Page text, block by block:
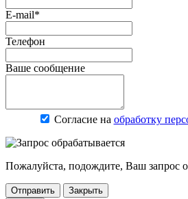
E-mail*
Телефон
Ваше сообщение
Согласие на обработку
Пожалуйста, подождите, Ваш запрос
Отправить
Закрыть